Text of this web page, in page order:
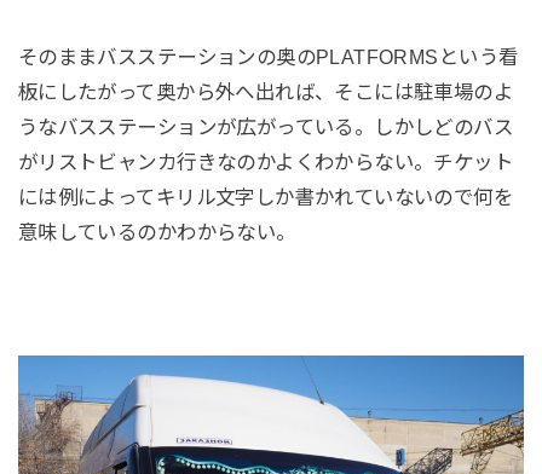
そのままバスステーションの奥のPLATFORMSという看
板にしたがって奥から外へ出れば、そこには駐車場のよ
うなバスステーションが広がっている。しかしどのバス
がリストビャンカ行きなのかよくわからない。チケット
には例によってキリル文字しか書かれていないので何を
意味しているのかわからない。